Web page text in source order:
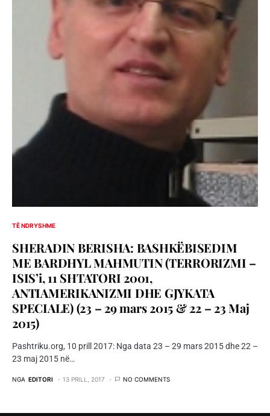
TË NDRYSHME
SHERADIN BERISHA: BASHKËBISEDIM
ME BARDHYL MAHMUTIN (TERRORIZMI –
ISIS’i, 11 SHTATORI 2001,
ANTIAMERIKANIZMI DHE GJYKATA
SPECIALE) (23 – 29 mars 2015 & 22 – 23 Maj
2015)
Pashtriku.org, 10 prill 2017: Nga data 23 – 29 mars 2015 dhe 22 –
23 maj 2015 në…
NGA EDITORI 13 PRILL, 2017 NO COMMENTS